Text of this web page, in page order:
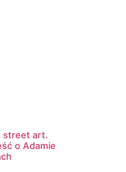
street art.
o Adamie